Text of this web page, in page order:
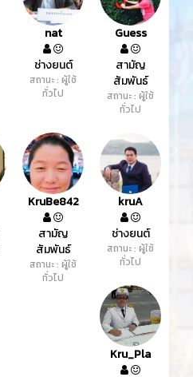
nat
ช่างยนต์
สถานะ : ผู้ใช้
ทั่วไป
Guess
สามัญ
สัมพันธ์
สถานะ : ผู้ใช้
ทั่วไป
KruBe842
สามัญ
สัมพันธ์
สถานะ : ผู้ใช้
ทั่วไป
kruA
ช่างยนต์
สถานะ : ผู้ใช้
ทั่วไป
Kru_Pla